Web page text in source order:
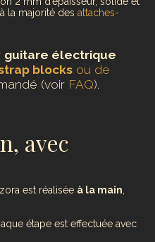
la majorité des attaches-
guitare électrique
blocks ou de
(voir FAQ).
avec
est réalisée à la main,
étape est effectuée avec